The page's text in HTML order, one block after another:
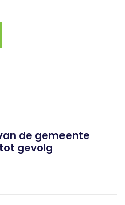
de gemeente
gevolg